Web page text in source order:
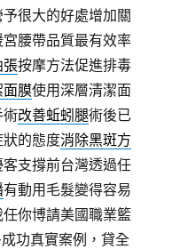
很大的好處增加關
宮腰帶品質最有效率
張按摩方法促進排毒
面膜使用深層清潔面
術改善蚯蚓腿術後已
的態度消除黑斑方
支撐前台灣透過任
有動用毛髮變得容易
任你博請美國職業籃
功真實案例，貸全